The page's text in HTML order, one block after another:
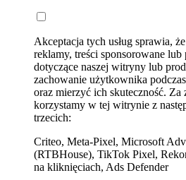
Akceptacja tych usług sprawia,
reklamy, treści sponsorowane lub
dotyczące naszej witryny lub
zachowanie użytkownika
oraz mierzyć ich skuteczność.
korzystamy w tej witrynie z
trzecich:
Criteo, Meta-Pixel, Microsoft
(RTBHouse), TikTok Pixel,
na kliknięciach, Ads Defender